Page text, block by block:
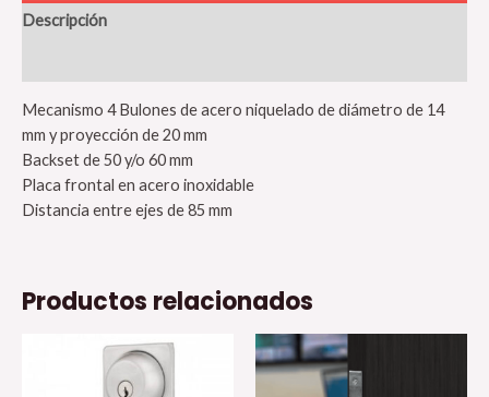
Descripción
Mecanismo 4 Bulones de acero niquelado de diámetro de 14
mm y proyección de 20 mm
Backset de 50 y/o 60 mm
Placa frontal en acero inoxidable
Distancia entre ejes de 85 mm
Productos relacionados